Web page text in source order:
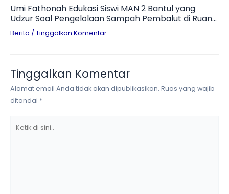
Umi Fathonah Edukasi Siswi MAN 2 Bantul yang
Udzur Soal Pengelolaan Sampah Pembalut di Ruang
Otomotif
Berita / Tinggalkan Komentar
Tinggalkan Komentar
Alamat email Anda tidak akan dipublikasikan. Ruas yang wajib
ditandai *